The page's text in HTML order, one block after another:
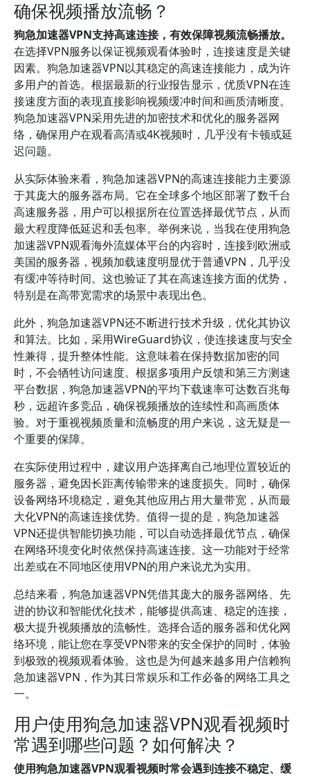
确保视频播放流畅？
狗急加速器VPN支持高速连接，有效保障视频流畅播放。
在选择VPN服务以保证视频观看体验时，连接速度是关键
因素。狗急加速器VPN以其稳定的高速连接能力，成为许
多用户的首选。根据最新的行业报告显示，优质VPN在连
接速度方面的表现直接影响视频缓冲时间和画质清晰度。
狗急加速器VPN采用先进的加密技术和优化的服务器网
络，确保用户在观看高清或4K视频时，几乎没有卡顿或延
迟问题。
从实际体验来看，狗急加速器VPN的高速连接能力主要源
于其庞大的服务器布局。它在全球多个地区部署了数千台
高速服务器，用户可以根据所在位置选择最优节点，从而
最大程度降低延迟和丢包率。举例来说，当我在使用狗急
加速器VPN观看海外流媒体平台的内容时，连接到欧洲或
美国的服务器，视频加载速度明显优于普通VPN，几乎没
有缓冲等待时间。这也验证了其在高速连接方面的优势，
特别是在高带宽需求的场景中表现出色。
此外，狗急加速器VPN还不断进行技术升级，优化其协议
和算法。比如，采用WireGuard协议，使连接速度与安全
性兼得，提升整体性能。这意味着在保持数据加密的同
时，不会牺牲访问速度。根据多项用户反馈和第三方测速
平台数据，狗急加速器VPN的平均下载速率可达数百兆每
秒，远超许多竞品，确保视频播放的连续性和高画质体
验。对于重视视频质量和流畅度的用户来说，这无疑是一
个重要的保障。
在实际使用过程中，建议用户选择离自己地理位置较近的
服务器，避免因长距离传输带来的速度损失。同时，确保
设备网络环境稳定，避免其他应用占用大量带宽，从而最
大化VPN的高速连接优势。值得一提的是，狗急加速器
VPN还提供智能切换功能，可以自动选择最优节点，确保
在网络环境变化时依然保持高速连接。这一功能对于经常
出差或在不同地区使用VPN的用户来说尤为实用。
总结来看，狗急加速器VPN凭借其庞大的服务器网络、先
进的协议和智能优化技术，能够提供高速、稳定的连接，
极大提升视频播放的流畅性。选择合适的服务器和优化网
络环境，能让您在享受VPN带来的安全保护的同时，体验
到极致的视频观看体验。这也是为何越来越多用户信赖狗
急加速器VPN，作为其日常娱乐和工作必备的网络工具之
一。
用户使用狗急加速器VPN观看视频时
常遇到哪些问题？如何解决？
使用狗急加速器VPN观看视频时常会遇到连接不稳定、缓